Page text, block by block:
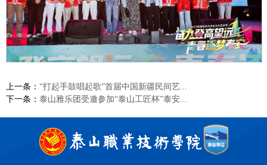
上一条： “打起手鼓唱起歌”首届中国新疆民间艺...
下一条： 泰山雅乐团受邀参加“泰山工匠杯”泰安...